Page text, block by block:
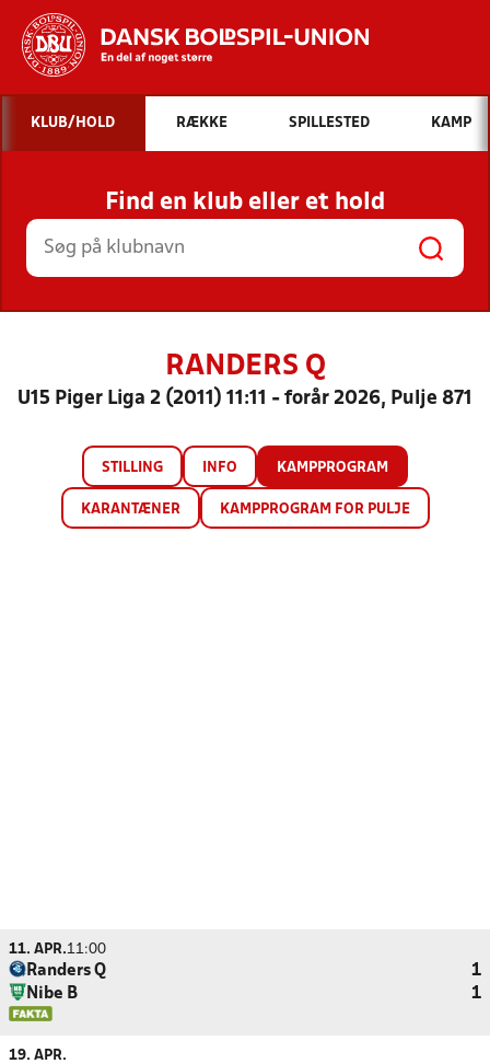
Hvad vil du søge efter?
INDHOLD OG NYHEDER
STILLINGER, RESULTATER, KLUBBER OG
HOLD
KLUB/HOLD RÆKKE SPILLESTED KAMP
Find en klub eller et hold
RANDERS Q
U15 Piger Liga 2 (2011) 11:11 - forår 2026, Pulje 871
STILLING INFO KAMPPROGRAM
KARANTÆNER KAMPPROGRAM FOR PULJE
11. APR.11:00
Randers Q
1
Nibe B
1
19. APR.